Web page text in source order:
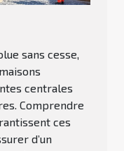
sans cesse,
centrales
Comprendre
ces
d’un